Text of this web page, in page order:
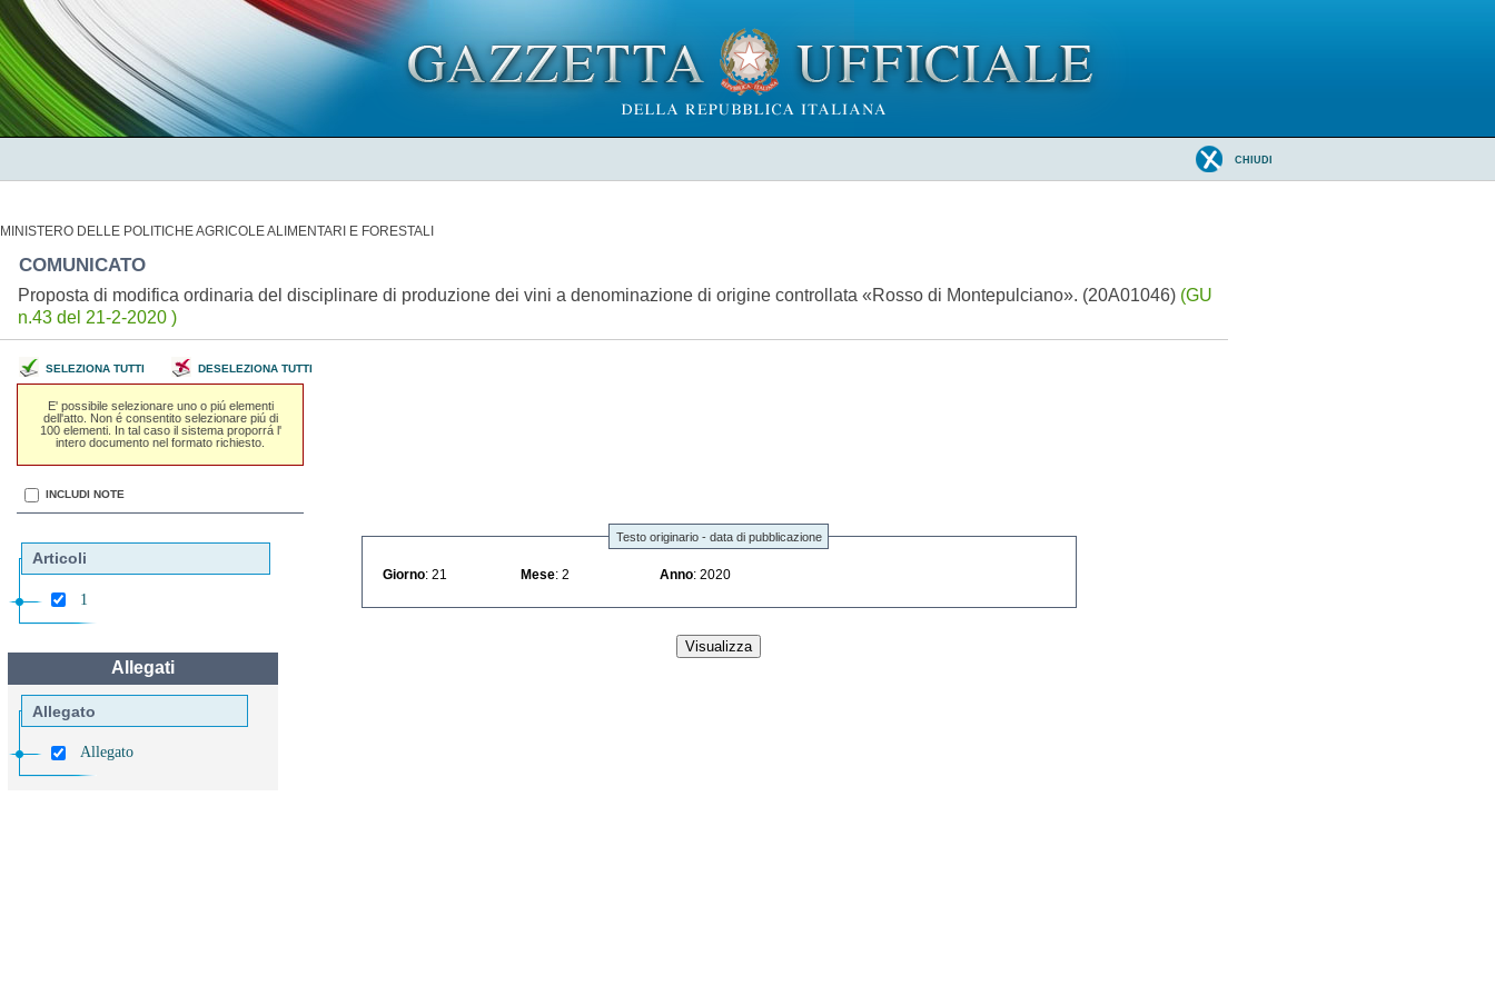
CHIUDI
MINISTERO DELLE POLITICHE AGRICOLE ALIMENTARI E FORESTALI
COMUNICATO
Proposta di modifica ordinaria del disciplinare di produzione dei vini a denominazione di origine controllata «Rosso di Montepulciano». (20A01046) (GU
n.43 del 21-2-2020 )
SELEZIONA TUTTI DESELEZIONA TUTTI
E' possibile selezionare uno o piú elementi
dell'atto. Non é consentito selezionare piú di
100 elementi. In tal caso il sistema proporrá l'
intero documento nel formato richiesto.
INCLUDI NOTE
Articoli
1
Allegati
Allegato
Allegato
Testo originario - data di pubblicazione
Giorno : 21 Mese : 2 Anno : 2020